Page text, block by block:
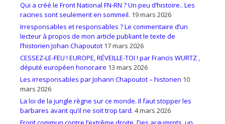
Qui a créé le Front National FN-RN ? Un peu d’histoire.. Les
racines sont seulement en sommeil. 19 mars 2026
Irresponsables et responsables ? Le commentaire d’un
lecteur à propos de mon article publiant le texte de
l’historien Johan Chapoutot 17 mars 2026
CESSEZ-LE-FEU ! EUROPE, RÉVEILLE-TOI ! par Francis WURTZ ,
député européen honoraire 13 mars 2026
Les irresponsables par Johann Chapoutot – historien 10
mars 2026
La loi de la jungle règne sur ce monde. Il faut stopper les
barbares avant qu’il ne soit trop tard. 4 mars 2026